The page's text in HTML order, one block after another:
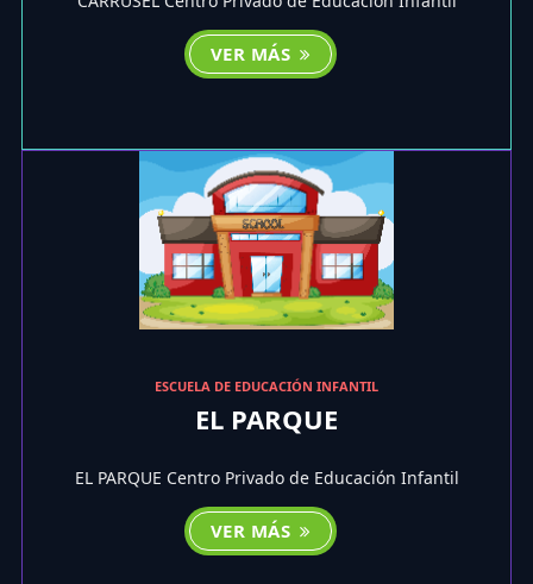
VER MÁS
ESCUELA DE EDUCACIÓN INFANTIL
EL PARQUE
EL PARQUE Centro Privado de Educación Infantil
VER MÁS